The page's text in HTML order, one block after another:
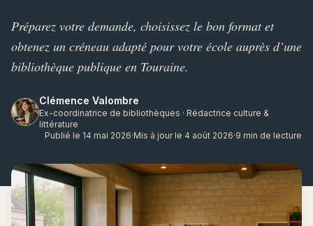
Préparez votre demande, choisissez le bon format et
obtenez un créneau adapté pour votre école auprès d’une
bibliothèque publique en Touraine.
Clémence Valombre
Ex-coordinatrice de bibliothèques · Rédactrice culture &
littérature
Publié le 14 mai 2026·Mis à jour le 4 août 2026·9 min de lecture